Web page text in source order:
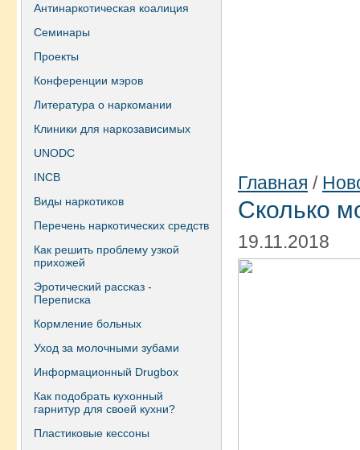
Антинаркотическая коалиция
Семинары
Проекты
Конференции мэров
Литература о наркомании
Клиники для наркозависимых
UNODC
INCB
Виды наркотиков
Перечень наркотических средств
Как решить проблему узкой
прихожей
Эротический рассказ -
Переписка
Кормление больных
Уход за молочными зубами
Информационный Drugbox
Как подобрать кухонный
гарнитур для своей кухни?
Пластиковые кессоны
Главная /
Сколько
19.11.2018